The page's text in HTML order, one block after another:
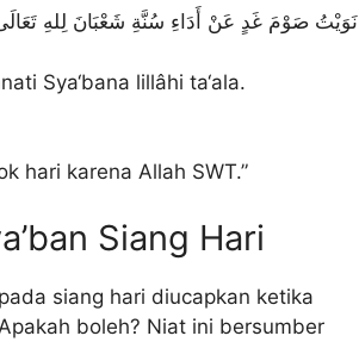
نَوَيْتُ صَوْمَ غَدٍ عَنْ أَدَاءِ سُنَّةِ شَعْبَانَ لِلهِ
Sya‘bana lillâhi ta‘ala.
hari karena Allah SWT.”
Siang Hari
siang hari diucapkan ketika
boleh? Niat ini bersumber